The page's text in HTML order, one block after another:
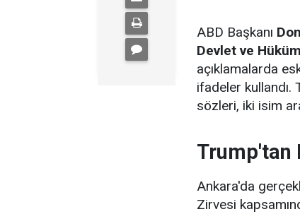
ABD Başkanı
Devlet ve
açıklamalarda
ifadeler kullandı.
sözleri, iki isim
Trump'tan
Ankara'da
Zirvesi